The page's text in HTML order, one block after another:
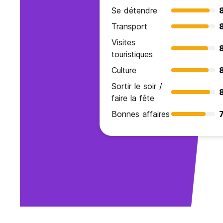
Se détendre
Transport
Visites
touristiques
Culture
Sortir le soir /
faire la fête
Bonnes affaires